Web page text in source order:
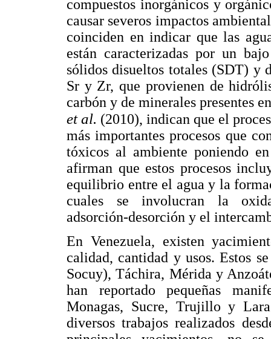
compuestos inorgánicos y
causar severos impactos
coinciden en indicar que las
están caracterizadas por un
sólidos disueltos totales (SDT) y
Sr y Zr, que provienen de
carbón y de minerales presentes
et al. (2010), indican que el
más importantes procesos que
tóxicos al ambiente poniendo
afirman que estos procesos
equilibrio entre el agua y la
cuales se involucran la
adsorción-desorción y el
En Venezuela, existen
calidad, cantidad y usos. Estos
Socuy), Táchira, Mérida y
han reportado pequeñas
Monagas, Sucre, Trujillo y
diversos trabajos realizados